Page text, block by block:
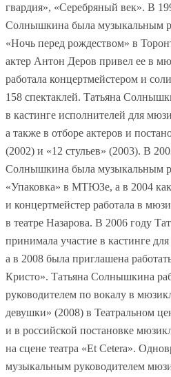
гвардия», «Серебряный век». В
Солнышкина была музыкальным
«Ночь перед рождеством» в
актер Антон Деров привел ее в
работала концертмейстером и
158 спектаклей. Татьяна
в кастинге исполнителей для
а также в отборе актеров и
(2002) и «12 стульев» (2003). В
Солнышкина была музыкальным
«Упаковка» в МТЮЗе, а в 2004 как
и концертмейстер работала в
в театре Назарова. В 2006 году
принимала участие в кастинге
а в 2008 была приглашена
Кристо». Татьяна Солнышкина
руководителем по вокалу в
девушки» (2008) в Театральном
и в российской постановке
на сцене театра «Et Cetera».
музыкальным руководителем